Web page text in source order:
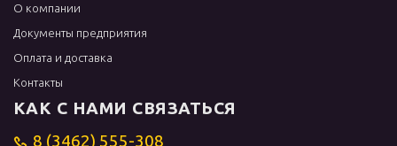
О компании
Документы предприятия
Оплата и доставка
Контакты
КАК С НАМИ СВЯЗАТЬСЯ
8 (3462) 555-308